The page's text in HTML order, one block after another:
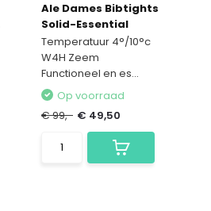
Ale Dames Bibtights
Solid-Essential
Temperatuur 4°/10°c
W4H Zeem
Functioneel en es...
Op voorraad
€ 99,- € 49,50